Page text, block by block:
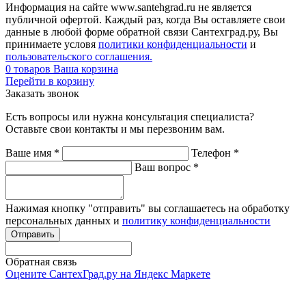
Информация на сайте www.santehgrad.ru не является
публичной офертой. Каждый раз, когда Вы оставляете свои
данные в любой форме обратной связи Сантехград.ру, Вы
принимаете условя политики конфиденциальности и
пользовательского соглашения.
0 товаров Ваша корзина
Перейти в корзину
Заказать звонок
Есть вопросы или нужна консультация специалиста?
Оставьте свои контакты и мы перезвоним вам.
Ваше имя * Телефон *
Ваш вопрос *
Нажимая кнопку "отправить" вы соглашаетесь на обработку
персональных данных и политику конфиденциальности
Обратная связь
Оцените СантехГрад.ру на Яндекс Маркете